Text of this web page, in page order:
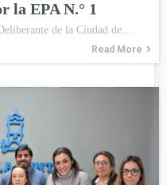
la EPA N.° 1
de la Ciudad de…
Read More